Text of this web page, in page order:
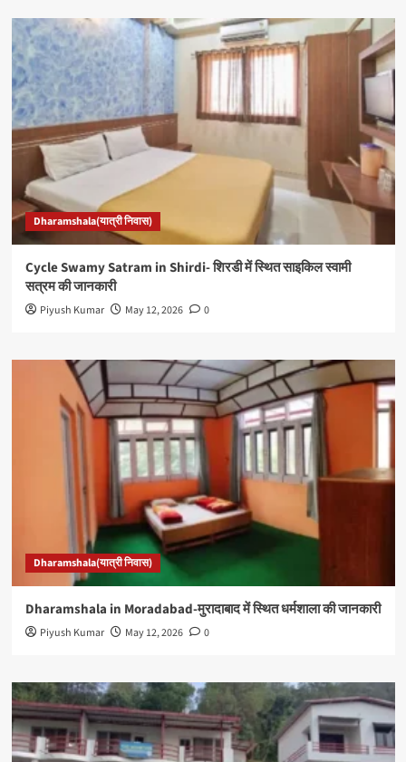
Dharamshala(यात्री निवास)
Cycle Swamy Satram in Shirdi- शिरडी में स्थित साइकिल स्वामी
सत्रम की जानकारी
Piyush Kumar May 12, 2026 0
Dharamshala(यात्री निवास)
Dharamshala in Moradabad-मुरादाबाद में स्थित धर्मशाला की जानकारी
Piyush Kumar May 12, 2026 0